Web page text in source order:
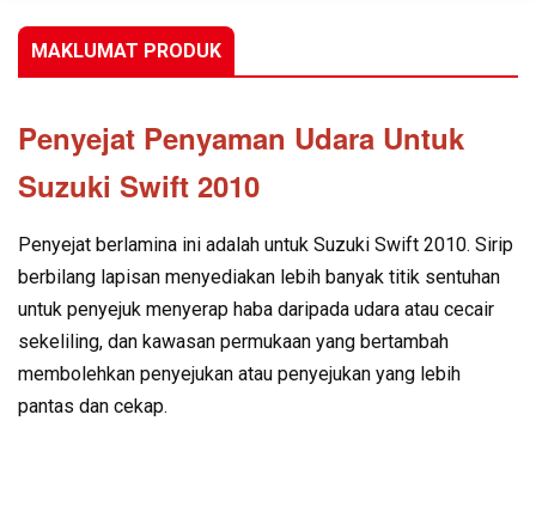
MAKLUMAT PRODUK
Penyejat Penyaman Udara Untuk
Suzuki Swift 2010
Penyejat berlamina ini adalah untuk Suzuki Swift 2010. Sirip
berbilang lapisan menyediakan lebih banyak titik sentuhan
untuk penyejuk menyerap haba daripada udara atau cecair
sekeliling, dan kawasan permukaan yang bertambah
membolehkan penyejukan atau penyejukan yang lebih
pantas dan cekap.